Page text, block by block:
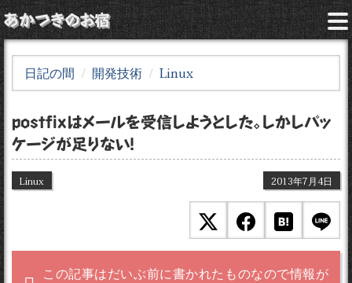
あかつきのお宿
日記の間 開発技術 Linux
postfixはメールを受信しようとした。しかしパッ
ケージが足りない！
Linux 2013年7月4日
この記事はだいぶ前に書かれたものなので情報が